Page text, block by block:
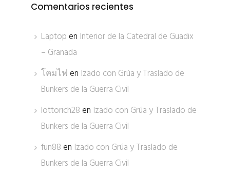
Comentarios recientes
Laptop en Interior de la Catedral de Guadix
– Granada
โคมไฟ en Izado con Grúa y Traslado de
Bunkers de la Guerra Civil
lottorich28 en Izado con Grúa y Traslado de
Bunkers de la Guerra Civil
fun88 en Izado con Grúa y Traslado de
Bunkers de la Guerra Civil